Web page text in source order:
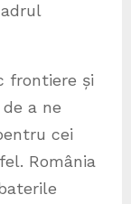
frontiere și
a ne
cei
România